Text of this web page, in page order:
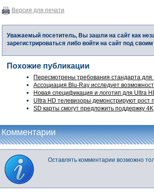
Версия для печати
Уважаемый посетитель, Вы зашли на сайт как
зарегистрироваться либо войти на сайт под
Похожие публикации
Пересмотрены требования стандарта для
Ассоциация Blu-Ray исследует
Новая спецификация и логотип для Ultra
Ultra HD телевизоры демонстрируют рост
SD карты смогут предложить поддержку 4K
Комментарии
Оставлять комментарии возможно